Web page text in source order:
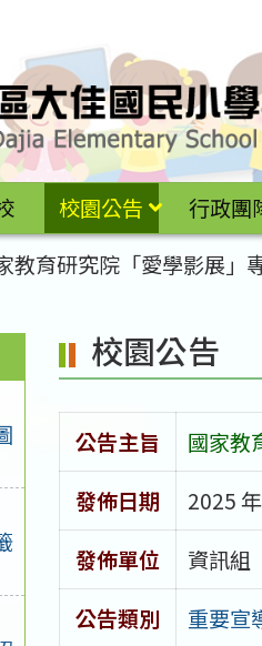
校園公告 行政團
教育研究院「愛學影展」
校園公告
公告主旨
國家教
發佈日期
2025
發佈單位
資訊組
公告類別
重要宣